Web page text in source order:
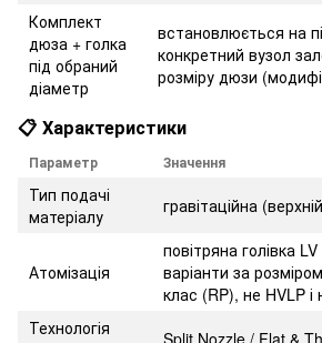
Комплект
дюза + голка
під обраний
діаметр
встановлюється на
конкретний вузол
розміру дюзи
📋 Характеристики
Параметр Значення
Тип подачі
матеріалу
гравітаційна
Атомізація
повітряна голівка
варіанти за
клас (RP), не HVLP і
Технологія
Split Nozzle / Flat &